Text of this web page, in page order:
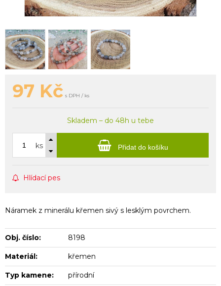
97 Kč s DPH / ks
Skladem – do 48h u tebe
ks Přidat do košíku
Hlídací pes
Náramek z minerálu křemen sivý s lesklým povrchem.
Obj. číslo: 8198
Materiál: křemen
Typ kamene: přírodní